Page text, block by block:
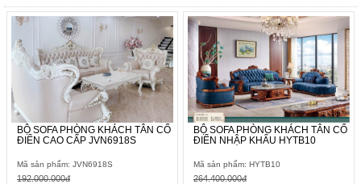
BỘ SOFA PHÒNG KHÁCH TÂN CỔ
ĐIỂN CAO CẤP JVN6918S
Mã sản phẩm: JVN6918S
192.000.000đ
BỘ SOFA PHÒNG KHÁCH TÂN CỔ
ĐIỂN NHẬP KHẨU HYTB10
Mã sản phẩm: HYTB10
264.400.000đ